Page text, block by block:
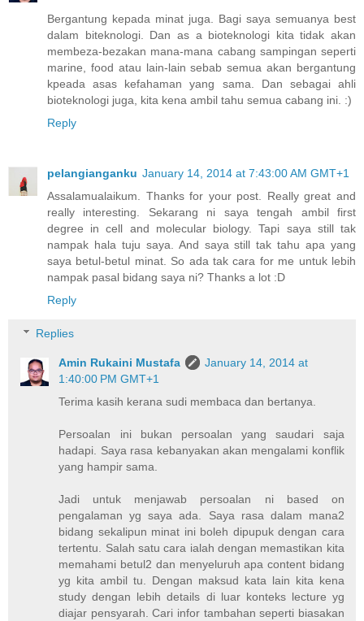
Bergantung kepada minat juga. Bagi saya semuanya best
dalam biteknologi. Dan as a bioteknologi kita tidak akan
membeza-bezakan mana-mana cabang sampingan seperti
marine, food atau lain-lain sebab semua akan bergantung
kpeada asas kefahaman yang sama. Dan sebagai ahli
bioteknologi juga, kita kena ambil tahu semua cabang ini. :)
Reply
pelangianganku January 14, 2014 at 7:43:00 AM GMT+1
Assalamualaikum. Thanks for your post. Really great and
really interesting. Sekarang ni saya tengah ambil first
degree in cell and molecular biology. Tapi saya still tak
nampak hala tuju saya. And saya still tak tahu apa yang
saya betul-betul minat. So ada tak cara for me untuk lebih
nampak pasal bidang saya ni? Thanks a lot :D
Reply
Replies
Amin Rukaini Mustafa
January 14, 2014 at
1:40:00 PM GMT+1
Terima kasih kerana sudi membaca dan bertanya.
Persoalan ini bukan persoalan yang saudari saja
hadapi. Saya rasa kebanyakan akan mengalami konflik
yang hampir sama.
Jadi untuk menjawab persoalan ni based on
pengalaman yg saya ada. Saya rasa dalam mana2
bidang sekalipun minat ini boleh dipupuk dengan cara
tertentu. Salah satu cara ialah dengan memastikan kita
memahami betul2 dan menyeluruh apa content bidang
yg kita ambil tu. Dengan maksud kata lain kita kena
study dengan lebih details di luar konteks lecture yg
diajar pensyarah. Cari infor tambahan seperti biasakan